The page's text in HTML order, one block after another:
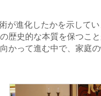
が進化したかを示して
歴史的な本質を保つこ
かって進む中で、家庭